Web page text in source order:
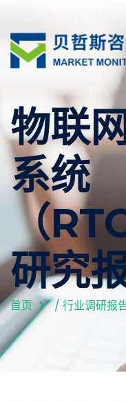
物联
系统
（
研究
首页 / 行业调研报